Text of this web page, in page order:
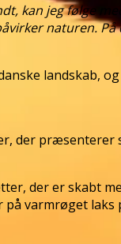
kan jeg følge
naturen.
landskab,
der præsenterer
der er skabt
varmrøget